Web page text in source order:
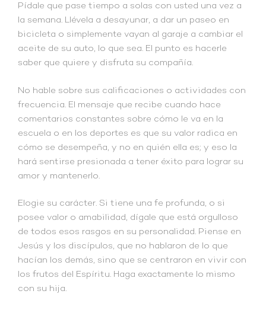
Pídale que pase tiempo a solas con usted una vez a
la semana. Llévela a desayunar, a dar un paseo en
bicicleta o simplemente vayan al garaje a cambiar el
aceite de su auto, lo que sea. El punto es hacerle
saber que quiere y disfruta su compañía.
No hable sobre sus calificaciones o actividades con
frecuencia. El mensaje que recibe cuando hace
comentarios constantes sobre cómo le va en la
escuela o en los deportes es que su valor radica en
cómo se desempeña, y no en quién ella es; y eso la
hará sentirse presionada a tener éxito para lograr su
amor y mantenerlo.
Elogie su carácter. Si tiene una fe profunda, o si
posee valor o amabilidad, dígale que está orgulloso
de todos esos rasgos en su personalidad. Piense en
Jesús y los discípulos, que no hablaron de lo que
hacían los demás, sino que se centraron en vivir con
los frutos del Espíritu. Haga exactamente lo mismo
con su hija.